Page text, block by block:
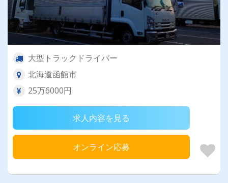
大型トラックドライバー
北海道函館市
25万6000円
求人内容を見る
オンライン応募